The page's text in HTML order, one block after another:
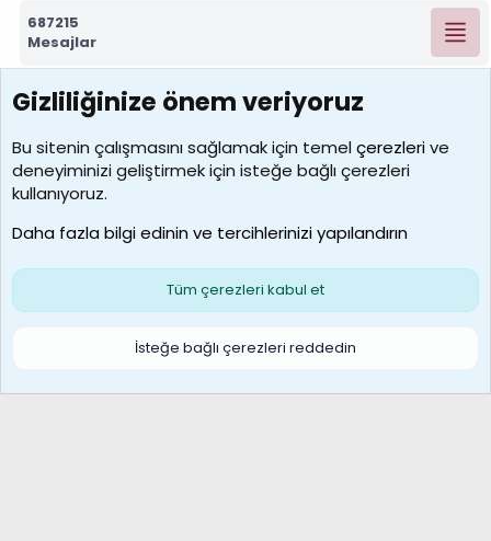
687215
Mesajlar
7388
Kullanıcılar
borabekirogluu
Son üye
Çerezler
S
Gizliliğinize önem veriyoruz
Bu sitenin çalışmasını sağlamak için temelçerezlerive
deneyiminizi geliştirmek için isteğe bağlı çerezleri
kullanıyoruz.
Daha fazla bilgi edinin ve tercihlerinizi yapılandırın
Tüm çerezleri kabul et
İsteğe bağlı çerezleri reddedin